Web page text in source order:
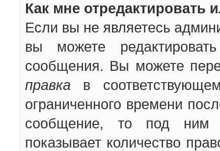
Как мне отредактировать
Если вы не являетесь
вы можете
сообщения. Вы можете
правка в
ограниченного времени
сообщение, то под ним
показывает количество